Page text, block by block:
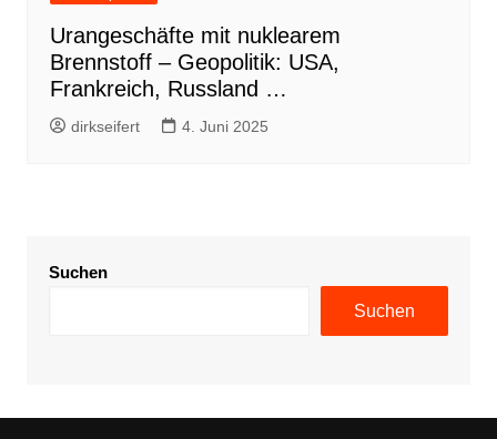
Urangeschäfte mit nuklearem
Brennstoff – Geopolitik: USA,
Frankreich, Russland …
dirkseifert 4. Juni 2025
Suchen
Suchen